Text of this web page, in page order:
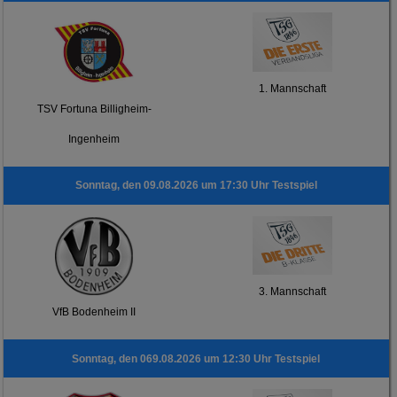
TSV Fortuna Billigheim-
Ingenheim
1. Mannschaft
Sonntag, den 09.08.2026 um 17:30 Uhr Testspiel
VfB Bodenheim II
3. Mannschaft
Sonntag, den 069.08.2026 um 12:30 Uhr Testspiel